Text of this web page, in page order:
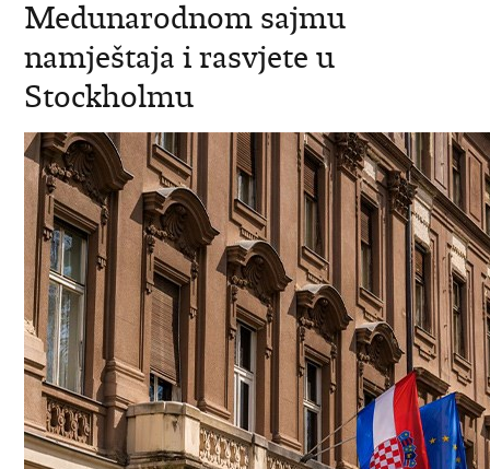
Medunarodnom sajmu
namještaja i rasvjete u
Stockholmu